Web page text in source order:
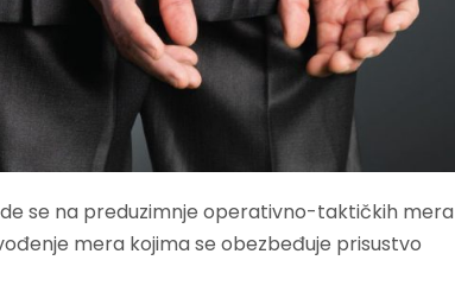
se na preduzimnje operativno-taktičkih mera
mera kojima se obezbeđuje prisustvo